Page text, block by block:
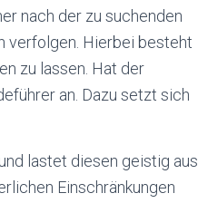
nach der zu suchenden
verfolgen. Hierbei besteht
zu lassen. Hat der
an. Dazu setzt sich
lastet diesen geistig aus.
Einschränkungen